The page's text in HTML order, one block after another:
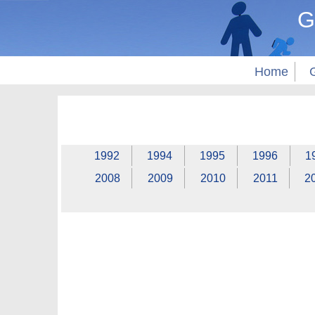
Home
1992 1994 1995 1996
2008
2009 2010 2011